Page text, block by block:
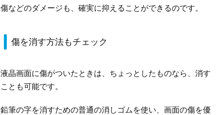
傷などのダメージも、確実に抑えることができるのです。
傷を消す方法もチェック
液晶画面に傷がついたときは、ちょっとしたものなら、消す
ことも可能です。
鉛筆の字を消すための普通の消しゴムを使い、画面の傷を優